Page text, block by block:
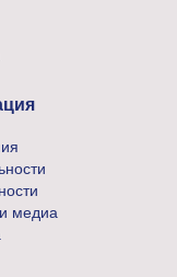
feed
feed
медиа